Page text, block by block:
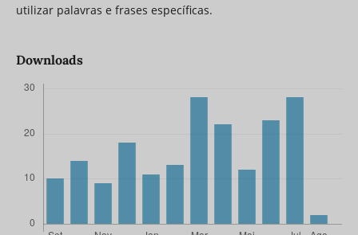
utilizar palavras e frases específicas.
Downloads